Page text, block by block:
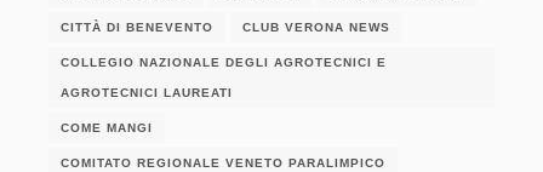
CITTÀ DI BENEVENTO CLUB VERONA NEWS
COLLEGIO NAZIONALE DEGLI AGROTECNICI E
AGROTECNICI LAUREATI
COME MANGI
COMITATO REGIONALE VENETO PARALIMPICO